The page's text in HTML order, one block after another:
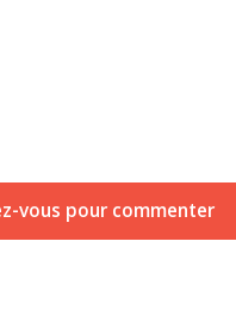
vous pour commenter